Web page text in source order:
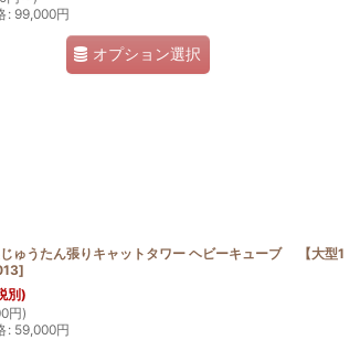
: 99,000円
オプション選択
ゅうたん張りキャットタワー ヘビーキューブ 【大型1
]
別)
円)
: 59,000円